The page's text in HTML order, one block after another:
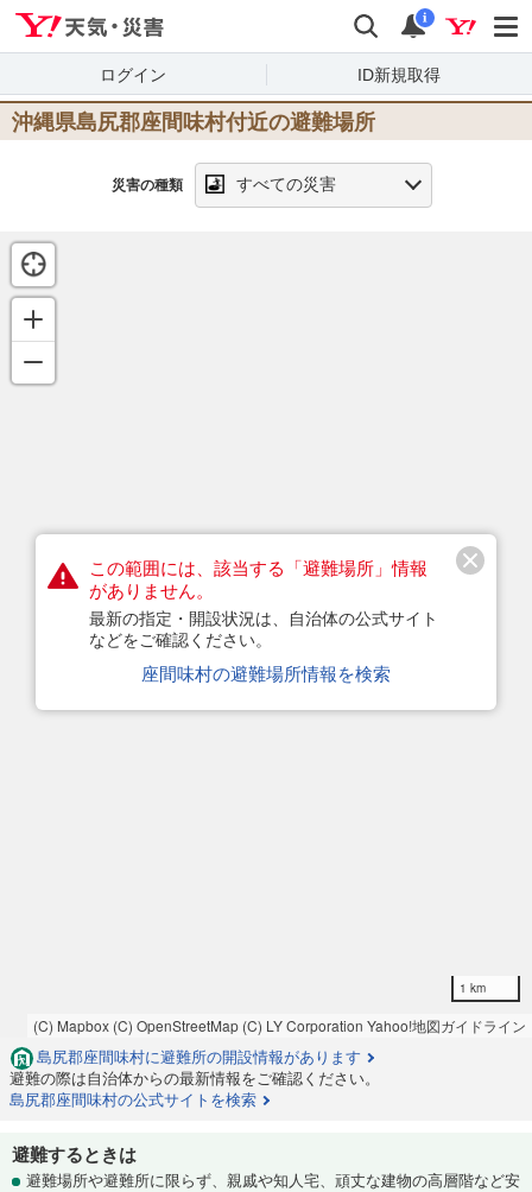
検索 通知
i
ログイン ID新規取得
沖縄県島尻郡座間味村付近の避難場所
災害の種類 すべての災害
1 km
(C) Mapbox (C) OpenStreetMap (C) LY Corporation Yahoo!地図ガイドライン
この範囲には、該当する「避難場所」情報
がありません。
最新の指定・開設状況は、自治体の公式サイト
などをご確認ください。
座間味村の避難場所情報を検索
島尻郡座間味村に避難所の開設情報があります
避難の際は自治体からの最新情報をご確認ください。
島尻郡座間味村の公式サイトを検索
避難するときは
避難場所や避難所に限らず、親戚や知人宅、頑丈な建物の高層階など安